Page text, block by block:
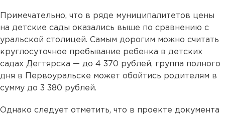
Примечательно, что в ряде муниципалитетов цены
на детские сады оказались выше по сравнению с
уральской столицей. Самым дорогим можно считать
круглосуточное пребывание ребенка в детских
садах Дегтярска — до 4 370 рублей, группа полного
дня в Первоуральске может обойтись родителям в
сумму до 3 380 рублей.
Однако следует отметить, что в проекте документа